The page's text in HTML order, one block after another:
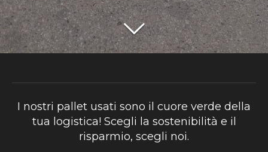
I nostri pallet usati sono il cuore verde della
tua logistica! Scegli la sostenibilità e il
risparmio, scegli noi.